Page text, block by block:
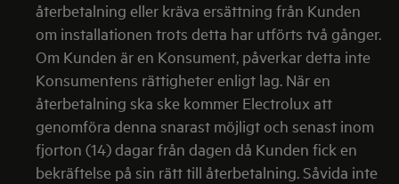
återbetalning eller kräva ersättning från Kunden
om installationen trots detta har utförts två gånger.
Om Kunden är en Konsument, påverkar detta inte
Konsumentens rättigheter enligt lag. När en
återbetalning ska ske kommer Electrolux att
genomföra denna snarast möjligt och senast inom
fjorton (14) dagar från dagen då Kunden fick en
bekräftelse på sin rätt till återbetalning. Såvida inte